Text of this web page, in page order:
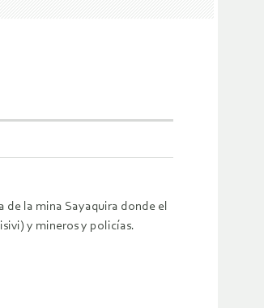
la mina Sayaquira donde el
y mineros y policías.